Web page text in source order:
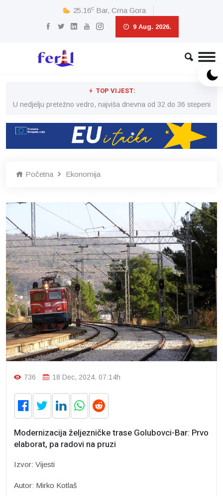
25.16c Bar, Crna Gora
9 Aug. 2026.
TOP VIJEST:
U nedjelju pretežno vedro, najviša dnevna od 32 do 36 stepeni
Početna Ekonomija
736 18 Dec, 2024. 07:14h
Modernizacija željezničke trase Golubovci-Bar: Prvo
elaborat, pa radovi na pruzi
Izvor: Vijesti
Autor: Mirko Kotlaš